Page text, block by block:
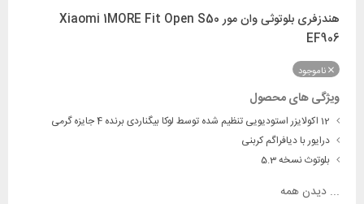
هندزفری بلوتوثی وان مور Xiaomi 1MORE Fit Open S50
EF906
ناموجود
ویژگی های محصول
درایور با دیافراگم کربنی
بلوتوث نسخه 5.3
... دیدن همه